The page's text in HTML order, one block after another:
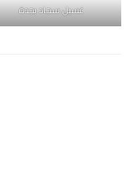
غسيل سجاد بجدة